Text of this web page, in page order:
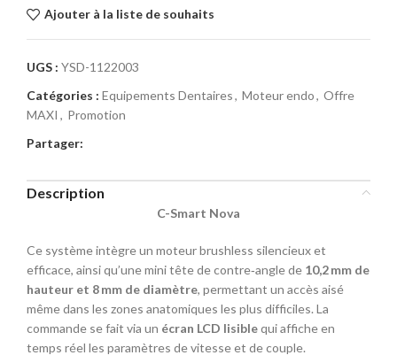
Ajouter à la liste de souhaits
UGS : YSD-1122003
Catégories : Equipements Dentaires, Moteur endo, Offre
MAXI , Promotion
Partager:
Description
C-Smart Nova
Ce système intègre un moteur brushless silencieux et
efficace, ainsi qu’une mini tête de contre‑angle de 10,2 mm de
hauteur et 8 mm de diamètre, permettant un accès aisé
même dans les zones anatomiques les plus difficiles. La
commande se fait via un écran LCD lisiblequi affiche en
temps réel les paramètres de vitesse et de couple.